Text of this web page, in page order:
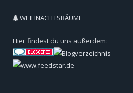
WEIHNACHTSBÄUME
Hier findest du uns außerdem: